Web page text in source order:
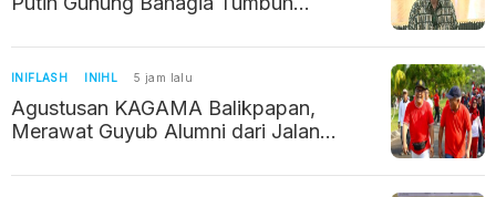
INIFLASH INIHL 5 jam lalu
Agustusan KAGAMA Balikpapan,
Merawat Guyub Alumni dari Jalan